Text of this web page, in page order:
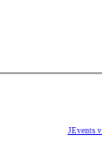
JEvents